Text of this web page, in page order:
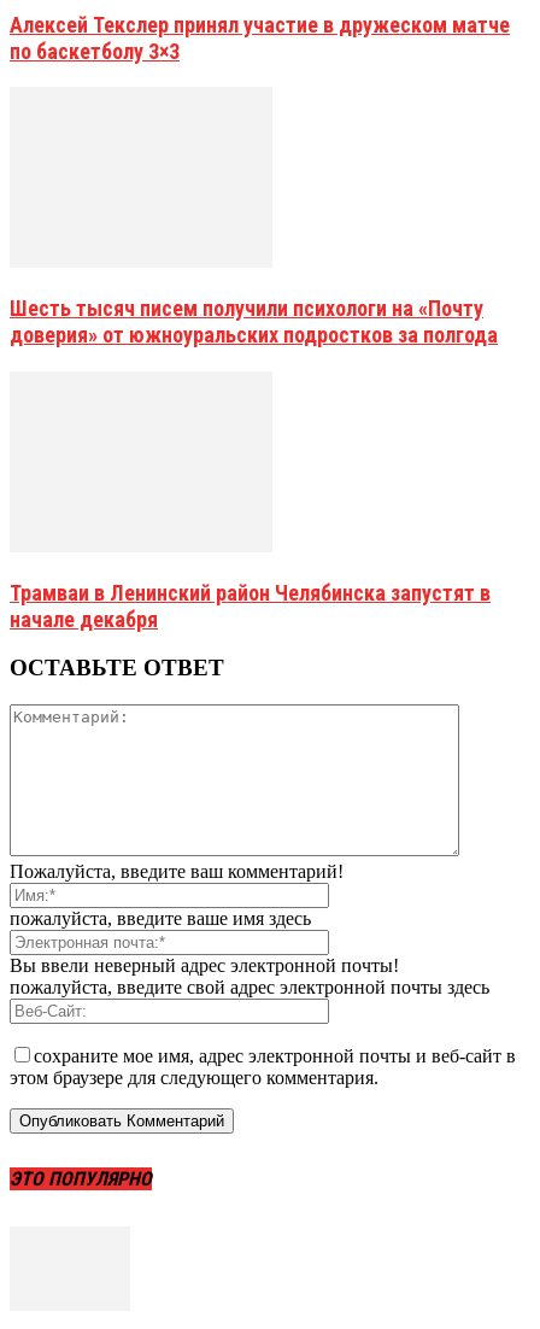
Алексей Текслер принял участие в дружеском матче
по баскетболу 3×3
Шесть тысяч писем получили психологи на «Почту
доверия» от южноуральских подростков за полгода
Трамваи в Ленинский район Челябинска запустят в
начале декабря
ОСТАВЬТЕ ОТВЕТ
Пожалуйста, введите ваш комментарий!
пожалуйста, введите ваше имя здесь
Вы ввели неверный адрес электронной почты!
пожалуйста, введите свой адрес электронной почты здесь
сохраните мое имя, адрес электронной почты и веб-сайт в
этом браузере для следующего комментария.
ЭТО ПОПУЛЯРНО